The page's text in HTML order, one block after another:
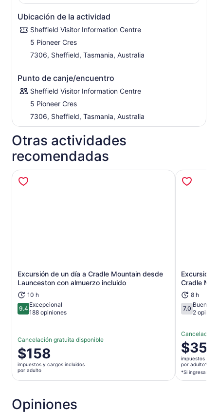
Ubicación de la actividad
Sheffield Visitor Information Centre
5 Pioneer Cres
7306, Sheffield, Tasmania, Australia
Punto de canje/encuentro
Sheffield Visitor Information Centre
5 Pioneer Cres
7306, Sheffield, Tasmania, Australia
Otras actividades
recomendadas
Excursión de un día a Cradle Mountain desde
Launceston con almuerzo incluido
10 h
9.49.4 de 10
Excepcional
188 opiniones
Cancelación gratuita disponible
El
precio
es
de
por
adulto
$158
impuestos y cargos incluidos
por adulto
Se abrirá en una nueva pestaña
Excursión
Cradle Mt
8 h
7.07.0 de 10
Buena
2
Cancelación
El
precio
es
de
$351.
$351
impuestos y
por adulto*
*Si ingresas
Opiniones